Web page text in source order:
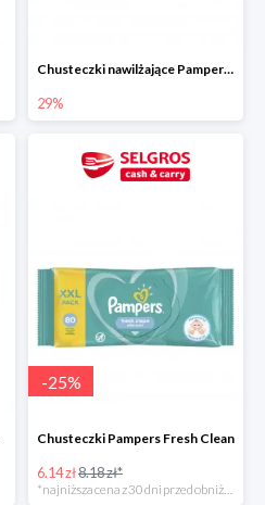
Chusteczki nawilżające Pampers Aquia Pure 48 szt.
29%
-25%
Chusteczki Pampers Fresh Clean
6.14 zł8.18 zł*